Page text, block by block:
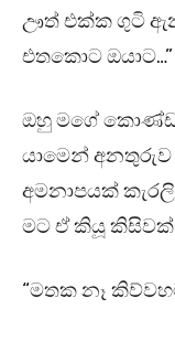
ඌත් එක්ක ගුටි
එතකොට ඔයාට…”
ඔහු මගේ
යාමෙන් අනතුරුව
අමනාපයක්
මට ඒ කියූ කිසිවක්
“මතක නෑ